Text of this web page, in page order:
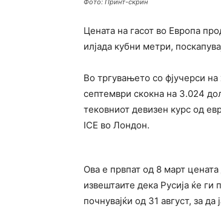
Фото: Принт-скрин
Цената на гасот во Европа
илјада кубни метри,
Во тргувањето со фјучерси
септември скокна на 3.024
тековниот девизен курс од
ICE во Лондон.
Ова е првпат од 8 март
извештаите дека Русија ќе
почнувајќи од 31 август, за